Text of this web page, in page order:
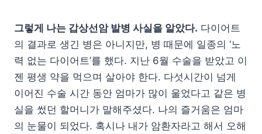
그렇게 나는 갑상선암 발병 사실을 알았다. 다이어트
의 결과로 생긴 병은 아니지만, 병 때문에 일종의 ‘노
력 없는 다이어트’를 했다. 지난 6월 수술을 받았고 이
젠 평생 약을 먹으며 살아야 한다. 다섯시간이 넘게
이어진 수술 시간 동안 엄마가 많이 울었다고 같은 병
실을 썼던 할머니가 말해주셨다. 나의 즐거움은 엄마
의 눈물이 되었다. 혹시나 내가 암환자라고 해서 오해